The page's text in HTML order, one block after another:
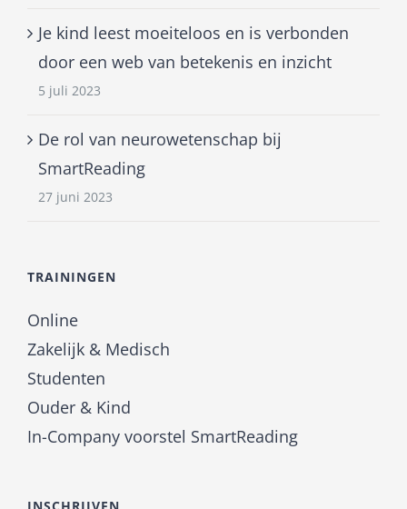
Je kind leest moeiteloos en is verbonden
door een web van betekenis en inzicht
5 juli 2023
De rol van neurowetenschap bij
SmartReading
27 juni 2023
TRAININGEN
Online
Zakelijk & Medisch
Studenten
Ouder & Kind
In-Company voorstel SmartReading